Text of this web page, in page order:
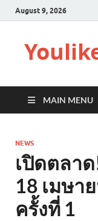
August 9, 2026
MAIN MENU
NEWS
เปิดตลา
18 เมษา
ครั้งที่ 1